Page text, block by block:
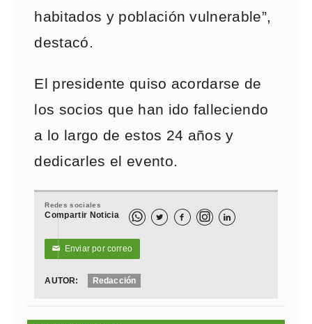
habitados y población vulnerable”,
destacó.
El presidente quiso acordarse de
los socios que han ido falleciendo
a lo largo de estos 24 años y
dedicarles el evento.
Redes sociales
Compartir Noticia   
✉ Enviar por correo
AUTOR: Redacción